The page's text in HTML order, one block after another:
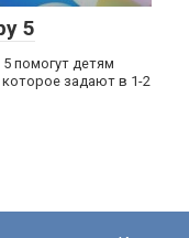
5
помогут детям
задают в 1-2